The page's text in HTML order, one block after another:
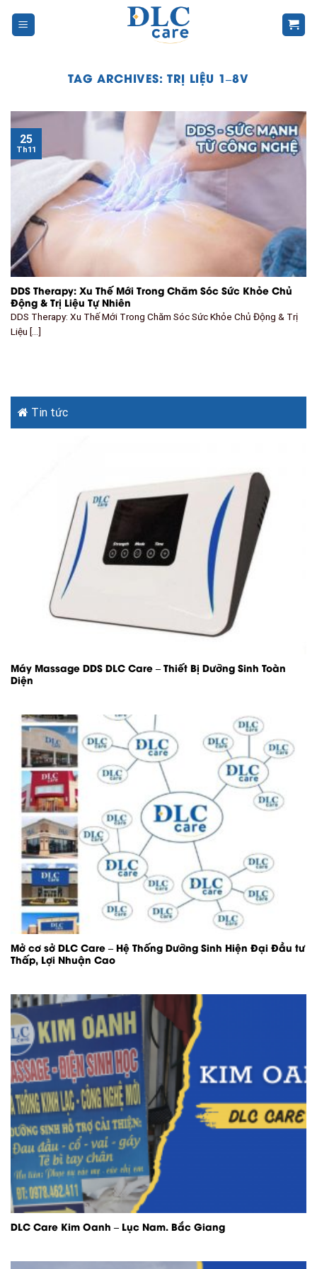
TAG ARCHIVES:TRỊ LIỆU 1–8V
DDS Therapy: Xu Thế Mới Trong Chăm Sóc Sức Khỏe Chủ
Động & Trị Liệu Tự Nhiên
DDS Therapy: Xu Thế Mới Trong Chăm Sóc Sức Khỏe Chủ Động & Trị
Liệu [...]
25
Th11
Tin tức
Máy Massage DDS DLC Care – Thiết Bị Dưỡng Sinh Toàn
Diện
Mở cơ sở DLC Care – Hệ Thống Dưỡng Sinh Hiện Đại Đầu tư
Thấp, Lợi Nhuận Cao
DLC Care Kim Oanh – Lục Nam. Bắc Giang